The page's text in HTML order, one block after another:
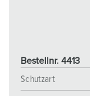
Bestellnr. 4413
Schutzart